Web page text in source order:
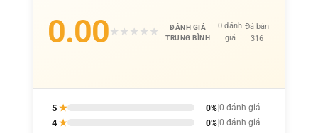
0.00★ ★ ★ ★ ★
ĐÁNH GIÁ
TRUNG BÌNH
0 đánh
giá
Đã bán
316
5 ★ 0%|0 đánh giá
4★ 0%|0 đánh giá